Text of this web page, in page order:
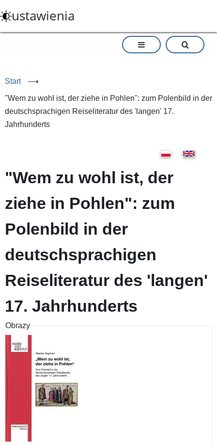
do
treści
ustawienia
Start ⟶
"Wem zu wohl ist, der ziehe in Pohlen": zum Polenbild in der
deutschsprachigen Reiseliteratur des 'langen' 17.
Jahrhunderts
"Wem zu wohl ist, der
ziehe in Pohlen": zum
Polenbild in der
deutschsprachigen
Reiseliteratur des 'langen'
17. Jahrhunderts
Obrazy